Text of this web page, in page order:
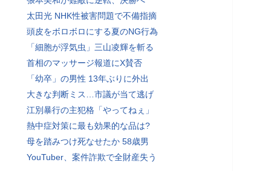
太田光 NHK性被害問題で不備指摘
頭皮をボロボロにする夏のNG行為
「細胞が浮気虫」三山凌輝を斬る
首相のマッサージ報道にX賛否
「幼卒」の男性 13年ぶりに外出
大きな判断ミス…市議が当て逃げ
江別暴行の主犯格「やってねぇ」
熱中症対策に最も効果的な品は?
母を踏みつけ死なせたか 58歳男
YouTuber、案件詐欺で全財産失う